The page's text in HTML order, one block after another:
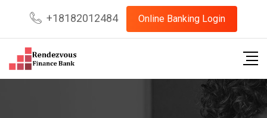
content
+18182012484 Online Banking Login